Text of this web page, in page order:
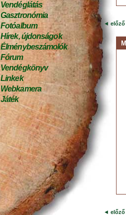
Vendéglátás
Gasztronómia
Fotóalbum
Hírek, újdonságok
Élménybeszámolók
Fórum
Vendégkönyv
Linkek
Webkamera
Játék
◄ előző
◄ előző